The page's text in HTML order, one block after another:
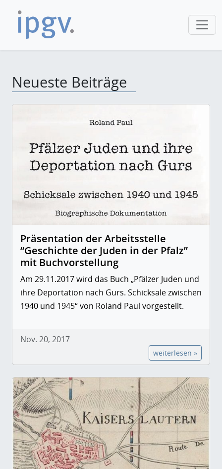
Neueste Beiträge
Präsentation der Arbeitsstelle
“Geschichte der Juden in der Pfalz”
mit Buchvorstellung
Am 29.11.2017 wird das Buch „Pfälzer Juden und
ihre Deportation nach Gurs. Schicksale zwischen
1940 und 1945“von Roland Paul vorgestellt.
Nov. 20, 2017
weiterlesen »